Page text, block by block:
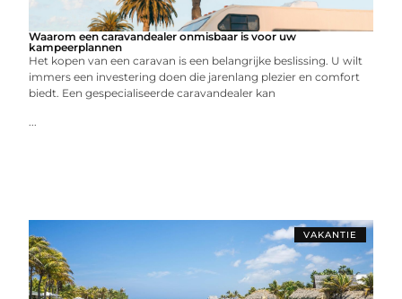
Waarom een caravandealer onmisbaar is voor uw
kampeerplannen
Het kopen van een caravan is een belangrijke beslissing. U wilt
immers een investering doen die jarenlang plezier en comfort
biedt. Een gespecialiseerde caravandealer kan
...
VAKANTIE